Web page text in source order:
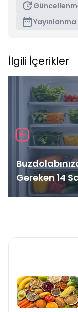
İlgili İçerikler
Gereken 14